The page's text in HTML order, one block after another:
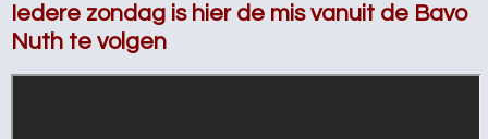
Iedere zondag is hier de mis vanuit de Bavo
Nuth te volgen